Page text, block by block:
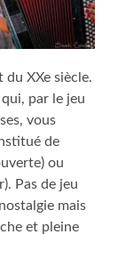
du XXe siècle.
par le jeu
vous
de
ou
Pas de jeu
mais
et pleine